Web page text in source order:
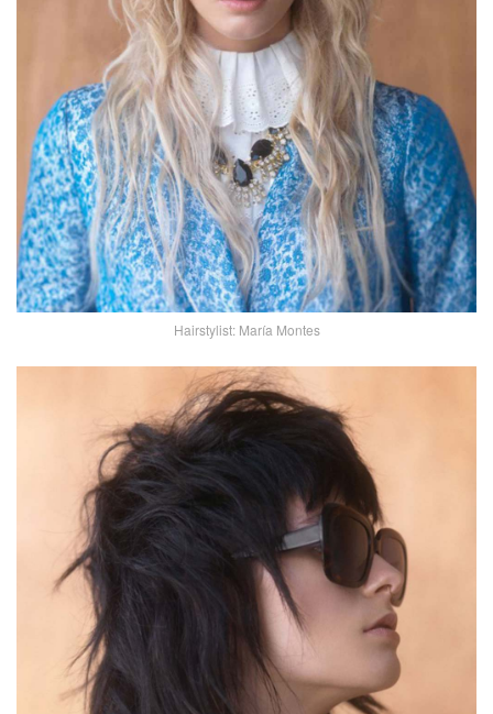
Hairstylist: María Montes